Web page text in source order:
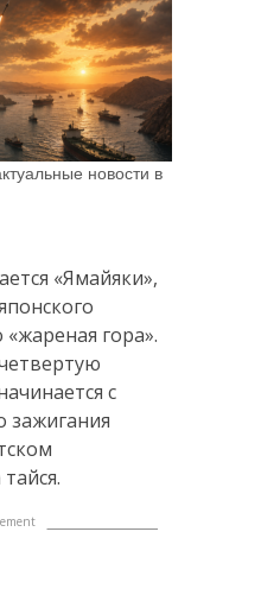
новости в
«Ямайяки»,
гора».
с
зажигания